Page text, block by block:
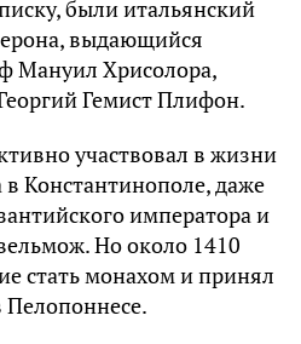
были итальянский
выдающийся
Мануил Хрисолора,
Гемист Плифон.
участвовал в жизни
Константинополе, даже
императора и
Но около 1410
стать монахом и принял
Пелопоннесе.